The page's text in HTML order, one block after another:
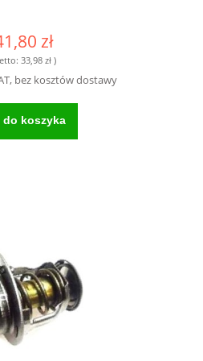
zł
33,98 zł)
bez kosztów dostawy
do koszyka